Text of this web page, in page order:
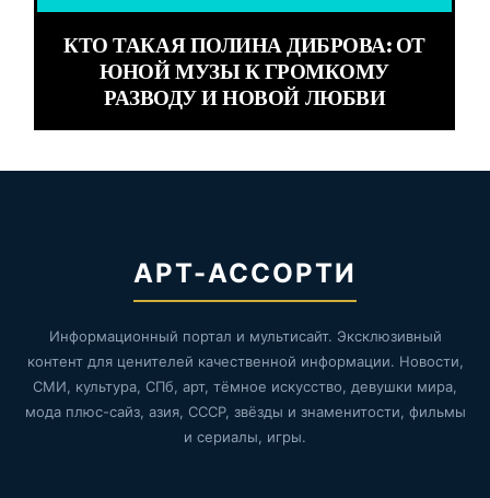
КТО ТАКАЯ ПОЛИНА ДИБРОВА: ОТ
ЮНОЙ МУЗЫ К ГРОМКОМУ
РАЗВОДУ И НОВОЙ ЛЮБВИ
АРТ-АССОРТИ
Информационный портал и мультисайт. Эксклюзивный
контент для ценителей качественной информации. Новости,
СМИ, культура, СПб, арт, тёмное искусство, девушки мира,
мода плюс-сайз, азия, СССР, звёзды и знаменитости, фильмы
и сериалы, игры.